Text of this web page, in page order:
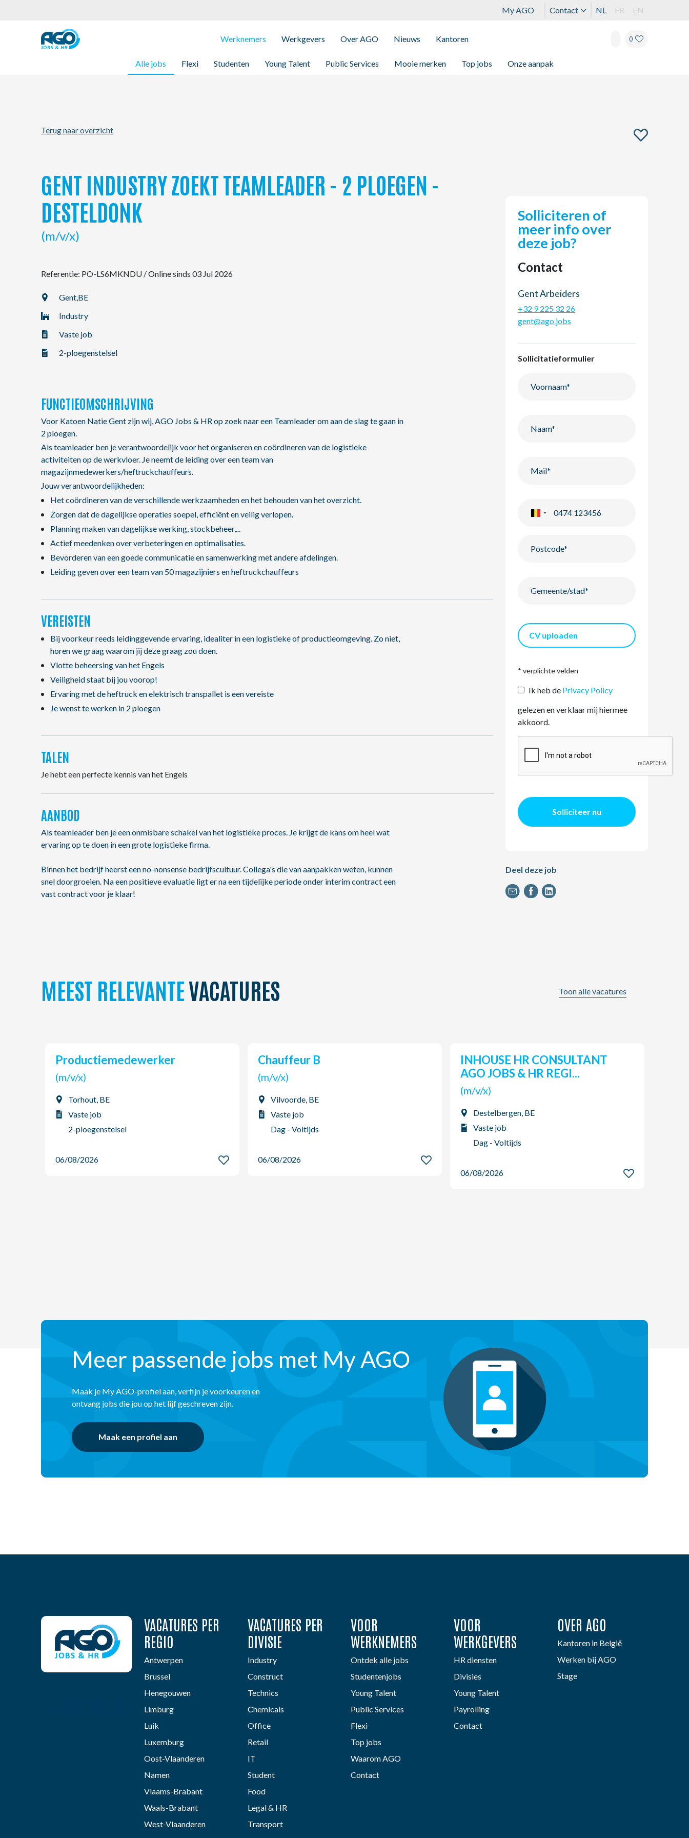
My AGO Contact NL FR EN
Werknemers
Alle jobs Flexi Studenten Young Talent Public Services Mooie merken Top jobs Onze aanpak
Werkgevers Over AGO Nieuws Kantoren 0
Werknemers
Kantoren
My AGO
Contact
Terug naar overzicht
GENT INDUSTRY ZOEKT TEAMLEADER - 2 PLOEGEN -
DESTELDONK
(m/v/x)
Referentie: PO-LS6MKNDU /Online sinds 03 Jul 2026
Gent,BE
Industry
Vaste job
2-ploegenstelsel
FUNCTIEOMSCHRIJVING
Voor Katoen Natie Gent zijn wij, AGO Jobs & HR op zoek naar een Teamleader om aan de slag te gaan in
2 ploegen.
Als teamleader ben je verantwoordelijk voor het organiseren en coördineren van de logistieke
activiteiten op de werkvloer. Je neemt de leiding over een team van
magazijnmedewerkers/heftruckchauffeurs.
Jouw verantwoordelijkheden:
Het coördineren van de verschillende werkzaamheden en het behouden van het overzicht.
Zorgen dat de dagelijkse operaties soepel, efficiënt en veilig verlopen.
Planning maken van dagelijkse werking, stockbeheer,...
Actief meedenken over verbeteringen en optimalisaties.
Bevorderen van een goede communicatie en samenwerking met andere afdelingen.
Leiding geven over een team van 50 magazijniers en heftruckchauffeurs
VEREISTEN
Bij voorkeur reeds leidinggevende ervaring, idealiter in een logistieke of productieomgeving. Zo niet,
horen we graag waarom jij deze graag zou doen.
Vlotte beheersing van het Engels
Veiligheid staat bij jou voorop!
Ervaring met de heftruck en elektrisch transpallet is een vereiste
Je wenst te werken in 2 ploegen
TALEN
Je hebt een perfecte kennis van het Engels
AANBOD
Als teamleader ben je een onmisbare schakel van het logistieke proces. Je krijgt de kans om heel wat
ervaring op te doen in een grote logistieke firma.
Binnen het bedrijf heerst een no-nonsense bedrijfscultuur. Collega's die van aanpakken weten, kunnen
snel doorgroeien. Na een positieve evaluatie ligt er na een tijdelijke periode onder interim contract een
vast contract voor je klaar!
Solliciteren of
meer info over
deze job?
Contact
Gent Arbeiders
+32 9 225 32 26
gent@ago.jobs
Sollicitatieformulier
CV uploaden
* verplichte velden
Ik heb de Privacy Policy
gelezen en verklaar mij hiermee
akkoord.
Solliciteer nu
Deel deze job
MEEST RELEVANTEVACATURES Toon alle vacatures
Productiemedewerker
(m/v/x)
Torhout, BE
Vaste job
2-ploegenstelsel
06/08/2026
Chauffeur B
(m/v/x)
Vilvoorde, BE
Vaste job
Dag - Voltijds
06/08/2026
INHOUSE HR CONSULTANT
AGO JOBS & HR REGI...
(m/v/x)
Destelbergen, BE
Vaste job
Dag - Voltijds
06/08/2026
Meer passende jobs met My AGO
Maak je My AGO-profiel aan, verfijn je voorkeuren en
ontvang jobs die jou op het lijf geschreven zijn.
Maak een profiel aan
VACATURES PER
REGIO
Antwerpen
Brussel
Henegouwen
Limburg
Luik
Luxemburg
Oost-Vlaanderen
Namen
Vlaams-Brabant
Waals-Brabant
West-Vlaanderen
VACATURES PER
DIVISIE
Industry
Construct
Technics
Chemicals
Office
Retail
IT
Student
Food
Legal & HR
Transport
VOOR
WERKNEMERS
Ontdek alle jobs
Studentenjobs
Young Talent
Public Services
Flexi
Top jobs
Waarom AGO
Contact
VOOR
WERKGEVERS
HR diensten
Divisies
Young Talent
Payrolling
Contact
OVER AGO
Kantoren in België
Werken bij AGO
Stage